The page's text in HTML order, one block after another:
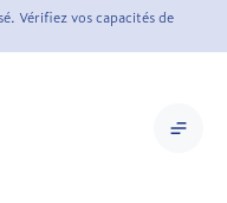
Vérifiez vos capacités de